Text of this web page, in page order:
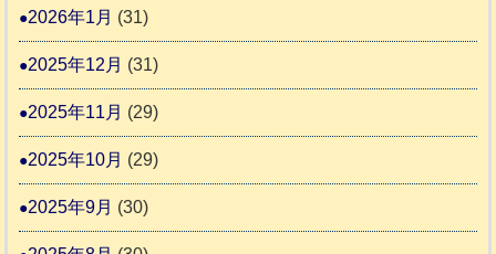
2026年1月 (31)
2025年12月 (31)
2025年11月 (29)
2025年10月 (29)
2025年9月 (30)